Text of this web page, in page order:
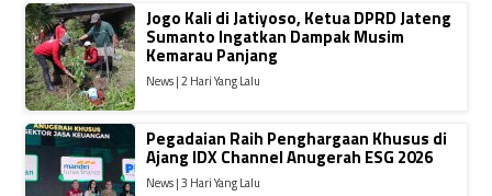
Jogo Kali di Jatiyoso, Ketua DPRD Jateng
Sumanto Ingatkan Dampak Musim
Kemarau Panjang
News | 2 Hari Yang Lalu
Pegadaian Raih Penghargaan Khusus di
Ajang IDX Channel Anugerah ESG 2026
News | 3 Hari Yang Lalu